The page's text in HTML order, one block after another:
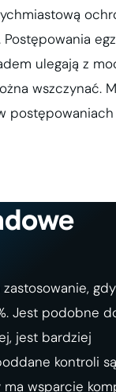
ulegają z
wszczynać.
postępowaniach
Jest podobne
jest bardziej
kontroli
ma wsparcie